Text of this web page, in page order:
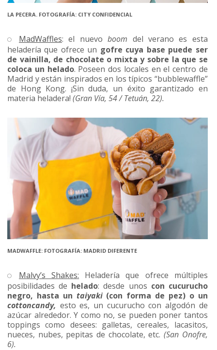
LA PECERA. FOTOGRAFÍA: CITY CONFIDENCIAL
MadWaffles: el nuevoboom del verano es esta
heladería que ofrece un gofre cuya base puede ser
de vainilla, de chocolate o mixta y sobre la que se
coloca un helado. Poseen dos locales en el centro de
Madrid y están inspirados en los típicos “bubblewaffle”
de Hong Kong. ¡Sin duda, un éxito garantizado en
materia heladera! (Gran Vía, 54 / Tetuán, 22).
MADWAFFLE: FOTOGRAFÍA: MADRID DIFERENTE
Malvy’s Shakes: Heladería que ofrece múltiples
posibilidades de helado: desde unos con cucurucho
negro, hasta un taiyaki(con forma de pez) o un
cottoncandy, esto es, un cucurucho con algodón de
azúcar alrededor. Y como no, se pueden poner tantos
toppings como desees: galletas, cereales, lacasitos,
nueces, nubes, pepitas de chocolate, etc.(San Onofre,
6).